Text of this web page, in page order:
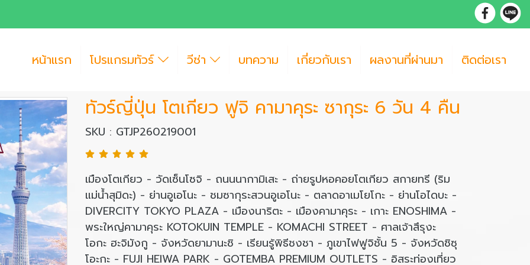
หน้าแรก โปรแกรมทัวร์ วีซ่า บทความ เกี่ยวกับเรา ผลงานที่ผ่านมา ติดต่อเรา
ทัวร์ญี่ปุ่น โตเกียว ฟูจิ คามาคุระ ซากุระ 6 วัน 4 คืน
SKU : GTJP260219001
เมืองโตเกียว - วัดเซ็นโซจิ - ถนนนากามิเสะ - ถ่ายรูปหอคอยโตเกียว สกายทรี (ริม
แม่น้ำสุมิดะ) - ย่านอูเอโนะ - ชมซากุระสวนอูเอโนะ - ตลาดอาเมโยโกะ - ย่านโอไดบะ -
DIVERCITY TOKYO PLAZA - เมืองนาริตะ - เมืองคามาคุระ - เกาะ ENOSHIMA -
พระใหญ่คามาคุระ KOTOKUIN TEMPLE - KOMACHI STREET - ศาลเจ้าสึรุงะ
โอกะ ฮะจิมังกู - จังหวัดยามานะชิ - เรียนรู้พิธีชงชา - ภูเขาไฟฟูจิชั้น 5 - จังหวัดชิซุ
โอะกะ - FUJI HEIWA PARK - GOTEMBA PREMIUM OUTLETS - อิสระท่องเที่ยว